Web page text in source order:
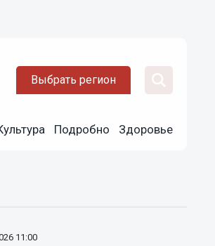
Выбрать регион
Подробно Здоровье
11:00